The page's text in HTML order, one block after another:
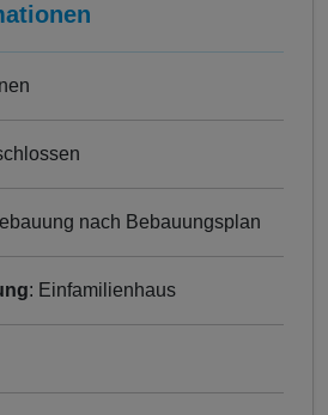
nach Bebauungsplan
: Einfamilienhaus